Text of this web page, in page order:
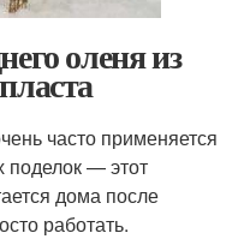
оленя из
часто применяется
поделок — этот
дома после
работать.